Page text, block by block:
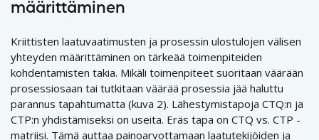
määrittäminen
Kriittisten laatuvaatimusten ja prosessin ulostulojen välisen
yhteyden määrittäminen on tärkeää toimenpiteiden
kohdentamisten takia. Mikäli toimenpiteet suoritaan väärään
prosessiosaan tai tutkitaan väärää prosessia jää haluttu
parannus tapahtumatta (kuva 2). Lähestymistapoja CTQ:n ja
CTP:n yhdistämiseksi on useita. Eräs tapa on CTQ vs. CTP -
matriisi. Tämä auttaa painoarvottamaan laatutekijöiden ja